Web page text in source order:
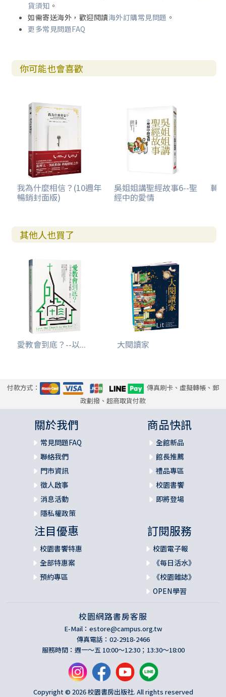
貨須知 。
如需寄送海外，歡迎閱讀海外訂購常見問題 。
更多常見問題FAQ
你可能也會喜歡
我為什麼相信？(10週年
暢銷封面版)
吳姐姐講聖經故事6--聖
經中的愛情
轉
其他人也買了
愛教會到底？--以... 大閱讀家
付款方式：
傳真刷卡、虛擬轉帳、郵
政劃撥、超商取貨付款
關於我們
常見問題FAQ
聯絡我們
門市資訊
徵人啟事
消息活動
隱私權政策
商品快訊
全館新品
館長推薦
禮品專區
校園書饗
即將登場
注目優惠
校園書饗特惠
全部特惠案
預約專區
訂閱服務
校園電子報
《每日活水》
《校園雜誌》
OPEN學習
校園網路書房客服
E-Mail： estore@campus.org.tw
傳真電話：02-2918-2466
服務時間：週一～五 10:00～12:30；13:30～18:00
Copyright © 2026 校園書房出版社. All rights reserved